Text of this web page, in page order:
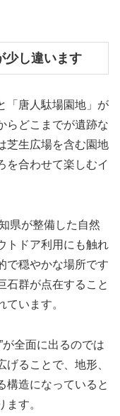
少し違います
「唐人駄場園地」が
らどこまでが遺跡な
芝生広場を含む園地
を合わせて楽しむイ
県が整備した自然
トドア利用にも触れ
で穏やかな場所です
石群が点在すること
います。
が全面に出るのでは
ることで、地形、
構造になっていると
す。